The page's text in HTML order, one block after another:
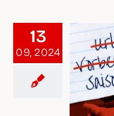
13
09, 2024